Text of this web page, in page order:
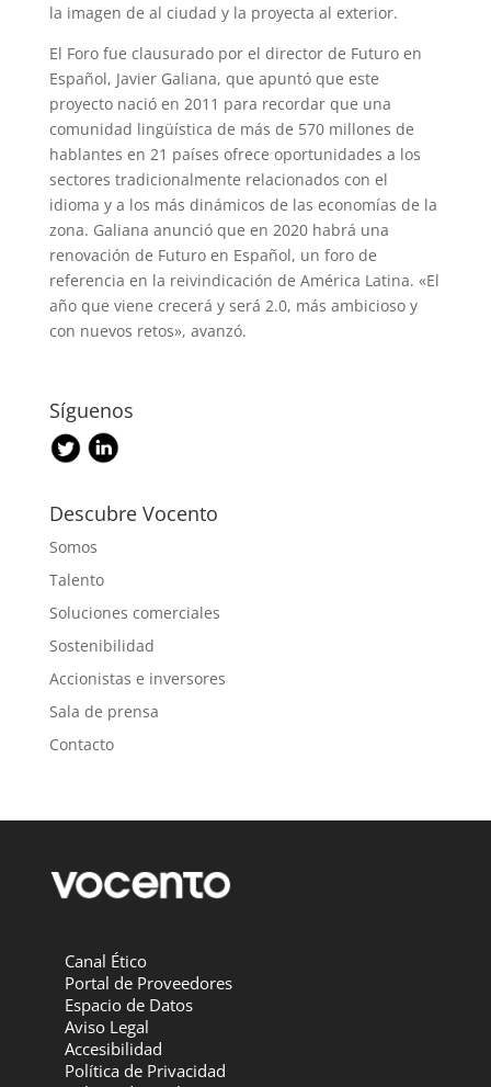
la imagen de al ciudad y la proyecta al exterior.
El Foro fue clausurado por el director de Futuro en
Español, Javier Galiana, que apuntó que este
proyecto nació en 2011 para recordar que una
comunidad lingüística de más de 570 millones de
hablantes en 21 países ofrece oportunidades a los
sectores tradicionalmente relacionados con el
idioma y a los más dinámicos de las economías de la
zona. Galiana anunció que en 2020 habrá una
renovación de Futuro en Español, un foro de
referencia en la reivindicación de América Latina. «El
año que viene crecerá y será 2.0, más ambicioso y
con nuevos retos», avanzó.
Síguenos
Descubre Vocento
Somos
Talento
Soluciones comerciales
Sostenibilidad
Accionistas e inversores
Sala de prensa
Contacto
Canal Ético
Portal de Proveedores
Espacio de Datos
Aviso Legal
Accesibilidad
Política de Privacidad